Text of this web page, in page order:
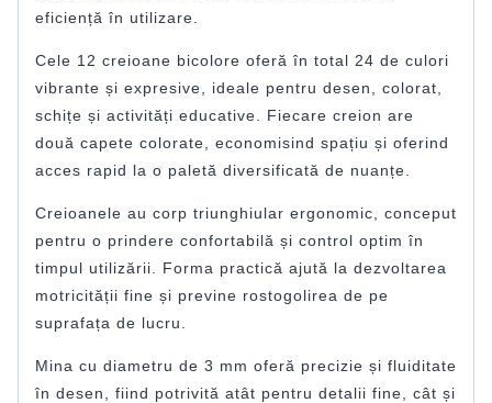
eficiență în utilizare.
Cele 12 creioane bicolore oferă în total 24 de culori
vibrante și expresive, ideale pentru desen, colorat,
schițe și activități educative. Fiecare creion are
două capete colorate, economisind spațiu și oferind
acces rapid la o paletă diversificată de nuanțe.
Creioanele au corp triunghiular ergonomic, conceput
pentru o prindere confortabilă și control optim în
timpul utilizării. Forma practică ajută la dezvoltarea
motricității fine și previne rostogolirea de pe
suprafața de lucru.
Mina cu diametru de 3 mm oferă precizie și fluiditate
în desen, fiind potrivită atât pentru detalii fine, cât și